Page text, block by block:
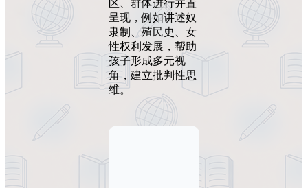
区、群体进行并置
呈现，例如讲述奴
隶制、殖民史、女
性权利发展，帮助
孩子形成多元视
角，建立批判性思
维。